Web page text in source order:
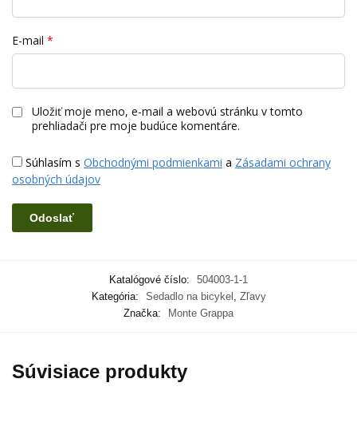
E-mail *
Uložiť moje meno, e-mail a webovú stránku v tomto
prehliadači pre moje budúce komentáre.
Súhlasím s Obchodnými podmienkami a Zásadami ochrany
osobných údajov
Katalógové číslo:
504003-1-1
Kategória:
Sedadlo na bicykel , Zľavy
Značka:
Monte Grappa
Súvisiace produkty